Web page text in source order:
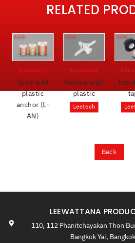
RELATED
Accessory
Solid wall
plastic
anchor (L-
AN)
Accessory
Hollow wall
plastic
Leetech
Back
LEEWATTANA
110, 112 Phanitchayakan Thon
Bangkok Yai,